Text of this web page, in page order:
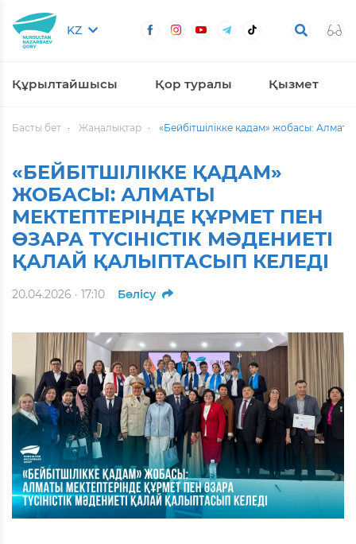
KZ
Құрылтайшысы Қор туралы Қызмет
Басты бет Жаңалықтар «Бейбітшілікке қадам» жобасы: Алматы
«БЕЙБІТШІЛІККЕ ҚАДАМ»
ЖОБАСЫ: АЛМАТЫ
МЕКТЕПТЕРІНДЕ ҚҰРМЕТ ПЕН
ӨЗАРА ТҮСІНІСТІК МӘДЕНИЕТІ
ҚАЛАЙ ҚАЛЫПТАСЫП КЕЛЕДІ
20.04.2026 · 17:10 Бөлісу